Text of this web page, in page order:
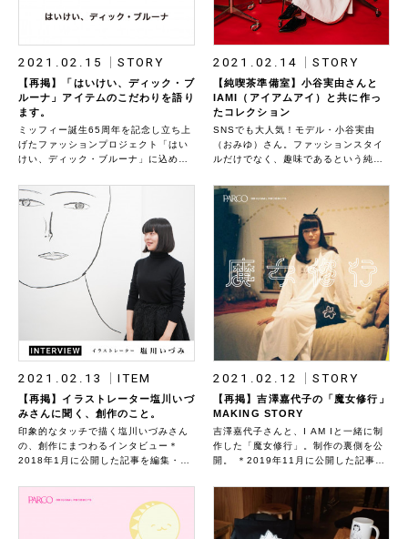
2021.02.15 STORY
【再掲】「はいけい、ディック・ブ
ルーナ」アイテムのこだわりを語り
ます。
ミッフィー誕生65周年を記念し立ち上
げたファッションプロジェクト「はい
けい、ディック・ブルーナ」に込めら
ィック・ブルーナ」特集はこちら＊
2020年6月に公開した記事を編集・再
掲しています。商品の背景にあるスト
ーリーを改めてお伝えします。
2021.02.14 STORY
【純喫茶準備室】小谷実由さんと
IAMI（アイアムアイ）と共に作っ
たコレクション
SNSでも大人気！モデル・小谷実由
（おみゆ）さん。ファッションスタイ
ルだけでなく、趣味であるという純喫
も注目されています。 そんな彼女の純
喫茶愛からくるアイデアを、ファッシ
ョンとして形にしたいと思い❝純喫茶準
備室❞をミツカルストアが企画しまし
た。ユーモアたっぷりに表してくれた
のは、ファッションブランド・IAMI。
これまでに２コレクションを製作し、
たくさんの方に愛していただきまし
た。
2021.02.13 ITEM
【再掲】イラストレーター塩川いづ
みさんに聞く、創作のこと。
印象的なタッチで描く塩川いづみさん
の、創作にまつわるインタビュー＊
2018年1月に公開した記事を編集・再
ーリーを改めてお伝えします。
2021.02.12 STORY
【再掲】吉澤嘉代子の「魔女修行」
MAKING STORY
吉澤嘉代子さんと、I AM Iと一緒に制
作した「魔女修行」。制作の裏側を公
開。 ＊2019年11月に公開した記事を
トーリーを改めてお伝えします。